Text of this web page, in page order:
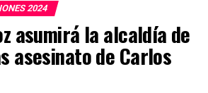
de desarrollo basado en
para las familias cañeras de
2024
asumirá la alcaldía de
asesinato de Carlos